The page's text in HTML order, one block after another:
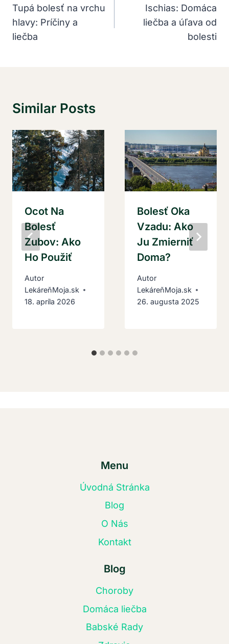
V
Článku
Tupá bolesť na vrchu
hlavy: Príčiny a
liečba
Ischias: Domáca
liečba a úľava od
bolesti
Similar Posts
Ocot Na
Bolesť
Zubov: Ako
Ho Použiť
Autor
LekáreňMoja.sk
18. apríla 2026
Bolesť Oka
Vzadu: Ako
Ju Zmierniť
Doma?
Autor
LekáreňMoja.sk
26. augusta 2025
Menu
Úvodná Stránka
Blog
O Nás
Kontakt
Blog
Choroby
Domáca liečba
Babské Rady